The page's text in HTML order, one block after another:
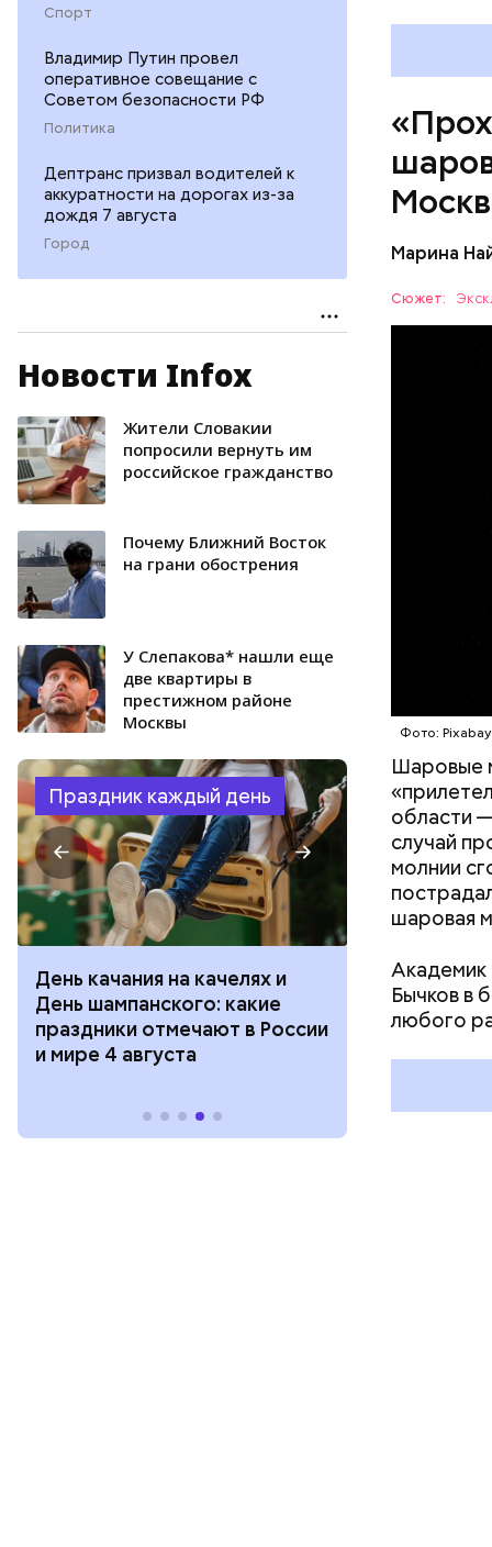
Спорт
Владимир Путин провел
оперативное совещание с
Советом безопасности РФ
Политика
Дептранс призвал водителей к
аккуратности на дорогах из-за
дождя 7 августа
Город
Новости Infox
Жители Словакии
попросили вернуть им
российское гражданство
Почему Ближний Восток
на грани обострения
У Слепакова* нашли еще
две квартиры в
престижном районе
Москвы
Праздник каждый день
День качания на качелях и
День шампанского: какие
праздники отмечают в России
и мире 4 августа
День
с зеркалом:
отмечают в
августа
Марина
Сюжет:
Фото: Pixabay
Шаровые
области
случай
молнии
шаровая
Академик
Бычков в
любого
—
Шаровая
следов.
причем